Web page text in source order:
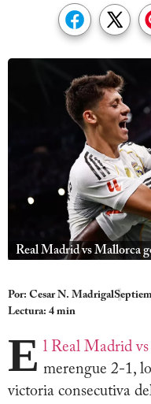
Real Madrid vs Mallorca
Por: Cesar N. Madrigal
Lectura: 4 min
E l Real Madrid
merengue 2-1,
victoria consecutiva